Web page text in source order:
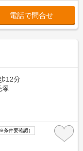
電話で問合せ
12分
塚
条件要確認）